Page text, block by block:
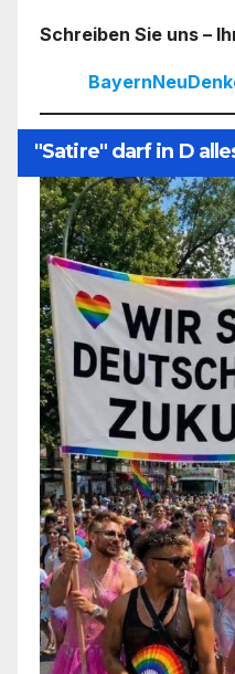
Schreiben Sie uns –
"Satire" darf in D